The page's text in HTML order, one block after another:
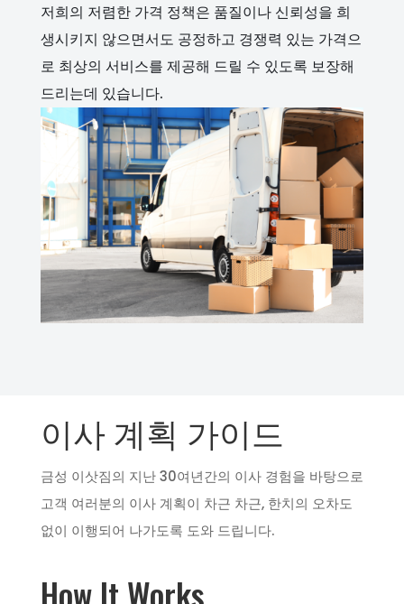
저희의 저렴한 가격 정책은 품질이나 신뢰성을 희
생시키지 않으면서도 공정하고 경쟁력 있는 가격으
로 최상의 서비스를 제공해 드릴 수 있도록 보장해
드리는데 있습니다.
이사 계획 가이드
금성 이삿짐의 지난 30여년간의 이사 경험을 바탕으로
고객 여러분의 이사 계획이 차근 차근, 한치의 오차도
없이 이행되어 나가도록 도와 드립니다.
How It Works